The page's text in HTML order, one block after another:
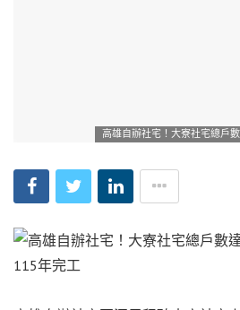
高雄自辦社宅！大寮社宅總戶